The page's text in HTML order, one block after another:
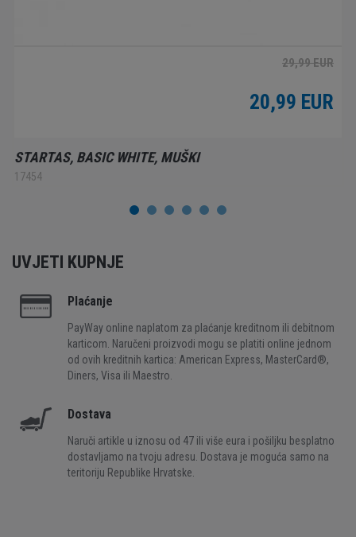
29,99 EUR
20,99 EUR
STARTAS, BASIC WHITE, MUŠKI
17454
UVJETI KUPNJE
Plaćanje
PayWay online naplatom za plaćanje kreditnom ili debitnom
karticom. Naručeni proizvodi mogu se platiti online jednom
od ovih kreditnih kartica: American Express, MasterCard®,
Diners, Visa ili Maestro.
Dostava
Naruči artikle u iznosu od 47 ili više eura i pošiljku besplatno
dostavljamo na tvoju adresu. Dostava je moguća samo na
teritoriju Republike Hrvatske.